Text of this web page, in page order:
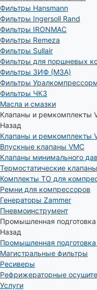
Фильтры Hansmann
Фильтры Ingersoll Rand
Фильтры IRONMAC
Фильтры Remeza
Фильтры Sullair
Фильтры для поршневых
Фильтры ЗИФ (МЗА)
Фильтры
Фильтры ЧКЗ
Масла и смазки
Клапаны и ремкомплекты
Назад
Клапаны и ремкомплекты
Впускные клапаны VMC
Клапаны минимального
Термостатические
Комплекты ТО для
Ремни для компрессоров
Генераторы Zammer
Пневмоинструмент
Промышленная подготовка
Назад
Промышленная подготовка
Магистральные фильтры
Ресиверы
Рефрижераторные
Услуги